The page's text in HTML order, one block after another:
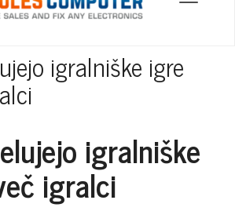
igralniške igre
igralniške
igralci